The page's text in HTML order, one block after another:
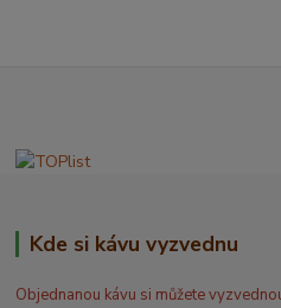
Kde si kávu vyzvednu
Objednanou kávu si můžete